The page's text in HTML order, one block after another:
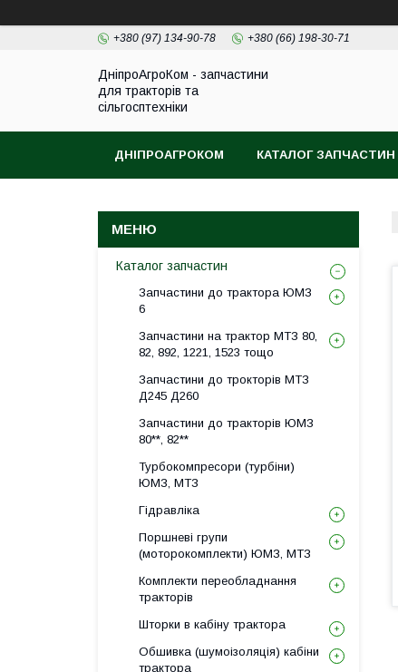
+380 (97) 134-90-78 +380 (66) 198-30-71
ДніпроАгроКом - запчастини
для тракторів та
сільгосптехніки
ДНІПРОАГРОКОМ КАТАЛОГ ЗАПЧАСТИН
Каталог запчастин
Запчастини до трактора ЮМЗ
6
Запчастини на трактор МТЗ 80,
82, 892, 1221, 1523 тощо
Запчастини до трокторів МТЗ
Д245 Д260
Запчастини до тракторів ЮМЗ
80**, 82**
Турбокомпресори (турбіни)
ЮМЗ, МТЗ
Гідравліка
Поршневі групи
(моторокомплекти) ЮМЗ, МТЗ
Комплекти переобладнання
тракторів
Шторки в кабіну трактора
Обшивка (шумоізоляція) кабіни
трактора